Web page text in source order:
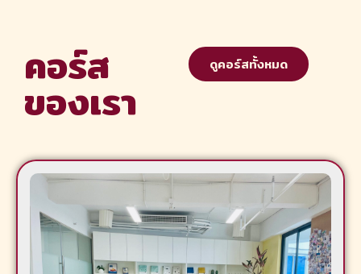
คอร์ส
ของเรา
ดูคอร์สทั้งหมด